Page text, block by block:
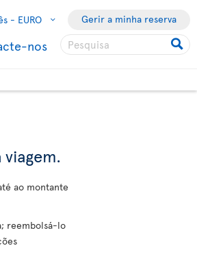
- EURO Gerir a minha reserva
nos
ao montante
reembolsá-lo